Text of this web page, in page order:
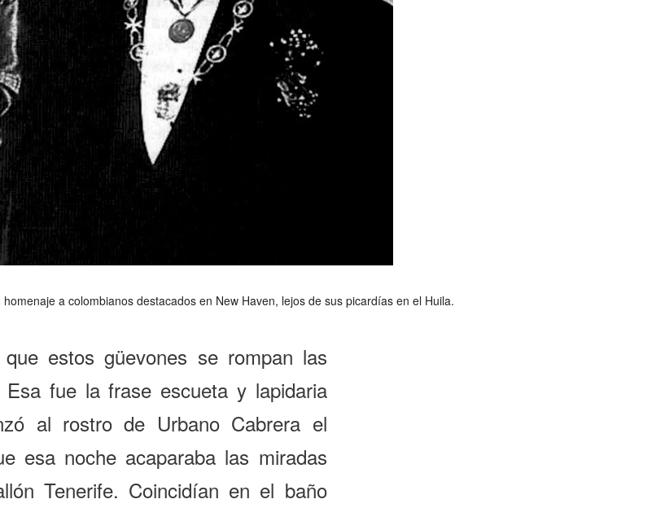
a colombianos destacados en New Haven, lejos de sus picardías en el Huila.
que estos güevones se rompan las
Esa fue la frase escueta y lapidaria
al rostro de Urbano Cabrera el
esa noche acaparaba las miradas
Tenerife. Coincidían en el baño